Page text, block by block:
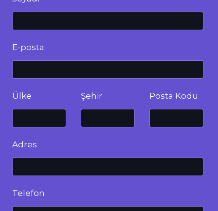
E-posta
Ülke Şehir Posta Kodu
Adres
Telefon